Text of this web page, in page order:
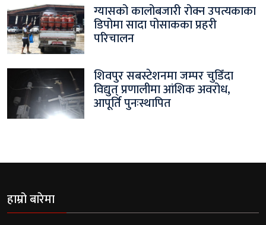
ग्यासको कालोबजारी रोक्न उपत्यकाका
डिपोमा सादा पोसाकका प्रहरी
परिचालन
शिवपुर सबस्टेशनमा जम्पर चुडिँदा
विद्युत् प्रणालीमा आंशिक अवरोध,
आपूर्ति पुनःस्थापित
हाम्रो बारेमा